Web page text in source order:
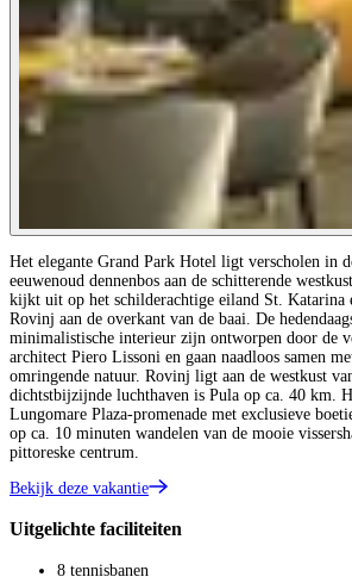
Het elegante Grand Park Hotel ligt verscholen in
eeuwenoud dennenbos aan de schitterende
kijkt uit op het schilderachtige eiland St. Katarina
Rovinj aan de overkant van de baai. De
minimalistische interieur zijn ontworpen door de
architect Piero Lissoni en gaan naadloos samen
omringende natuur. Rovinj ligt aan de westkust
dichtstbijzijnde luchthaven is Pula op ca. 40 km.
Lungomare Plaza-promenade met exclusieve
op ca. 10 minuten wandelen van de mooie
pittoreske centrum.
Bekijk deze vakantie
Uitgelichte faciliteiten
8 tennisbanen